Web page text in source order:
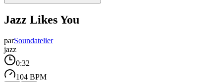
Jazz Likes You
parSoundatelier
jazz
0:32
104 BPM